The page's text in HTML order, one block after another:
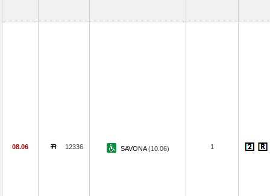
08.06 12336 SAVONA(10.06) 1